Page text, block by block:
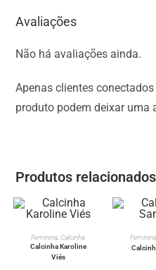
Avaliações
Não há avaliações ainda.
Apenas clientes
produto podem deixar uma
Produtos relacionados
VER OPÇÕES
Feminina ,Calcinha
Calcinha Karoline
Viés
VER
Feminina